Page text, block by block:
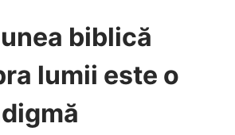
biblică
lumii este o